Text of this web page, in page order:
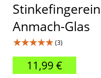
Anmach-Glas
★★★★★ (3)
11,99 €